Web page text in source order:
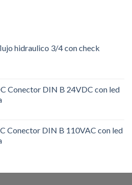
hidraulico 3/4 con check
Conector DIN B 24VDC con led
Conector DIN B 110VAC con led